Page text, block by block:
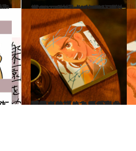
2025.10.15
【CREA夜ふかしマンガ大賞2025】極上のボーイフッド・ストーリーからファッションヘルスの日常まで…6位～10位を発表！
カルチャー
2025.10.22
「『ハーフ』というテーマは自分ごと。いよいよマンガで描くときが来たかな、と…」マンガ家・藤見よいこさんが『半分姉弟』に込めた思い
カルチャー